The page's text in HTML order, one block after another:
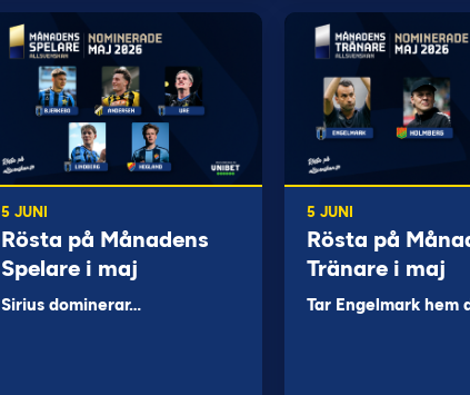
5 JUNI
Rösta på Månadens
Spelare i maj
Sirius dominerar…
5 JUNI
Rösta på
Tränare i maj
Tar Engelmark hem